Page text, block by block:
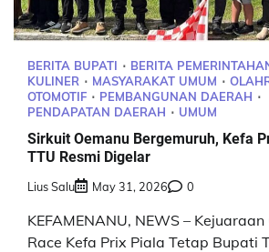
BERITA BUPATI BERITA
KULINER
MASYARAKAT UMUM
OTOMOTIF
PEMBANGUNAN DAERAH
PENDAPATAN DAERAH
UMUM
Sirkuit Oemanu Bergemuruh, Kefa
TTU Resmi Digelar
Lius Salu May 31, 2026 0
KEFAMENANU, NEWS –
Race Kefa Prix Piala Tetap Bupati